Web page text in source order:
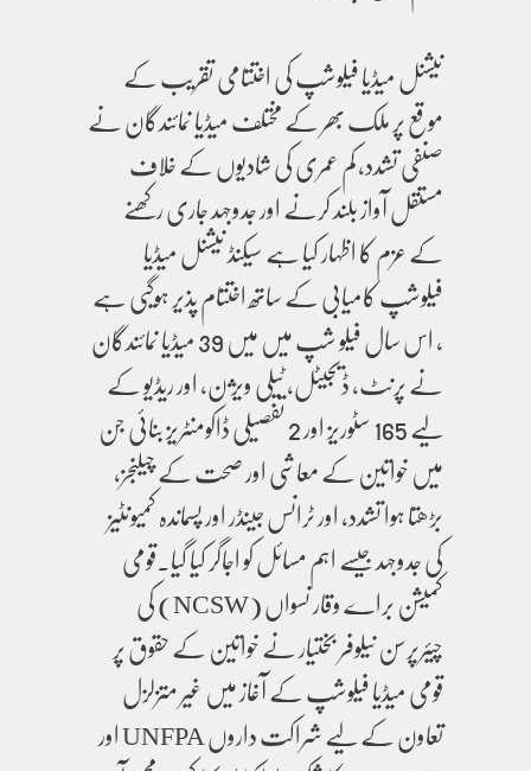
نیشنل میڈیا فیلوشپ کی اختتامی تقریب کے
موقع پر ملک بھر کے مختلف میڈیا نمائندگان نے
صنفی تشدد، کم عمری کی شادیوں کے خلاف
مستقل آواز بلند کرنے اور جدوجہد جاری رکھنے
کے عزم کا اظہار کیا ہے سیکنڈ نیشنل میڈیا
فیلوشپ کامیابی کے ساتھ اختتام پذیر ہوگیی ہے
، اس سال فیلو شپ میں میں 39 میڈیا نمائندگان
نے پرنٹ، ڈیجیٹل، ٹیلی ویژن، اور ریڈیو کے
لیے 165 سٹوریز اور 2 تفصیلی ڈاکومنٹریز بنائی جن
میں خواتین کے معاشی اور صحت کے چیلنجز،
بڑھتا ہوا تشدد، اور ٹرانس جینڈر اور پسماندہ کمیونٹیز
کی جدوجہد جیسے اہم مسائل کو اجاگر کیا گیا۔قومی
کمیشن براے وقار نسواں (NCSW) کی
چیئرپرسن نیلوفر بختیار نے خواتین کے حقوق پر
قومی میڈیا فیلوشپ کے آغاز میں غیر متزلزل
تعاون کے لیے شراکت داروں UNFPA اور